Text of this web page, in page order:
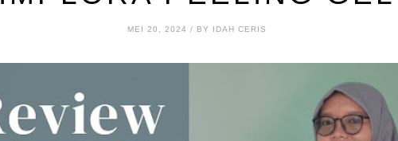
MEI 20, 2024 / BY IDAH CERIS